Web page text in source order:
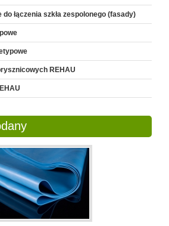
łączenia szkła zespolonego (fasady)
REHAU